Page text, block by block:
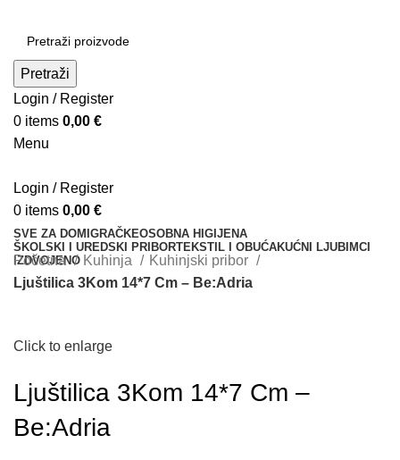
Pretraži
Login / Register
0 items 0,00 €
Menu
Login / Register
0 items 0,00 €
SVE ZA DOM IGRAČKEOSOBNA HIGIJENA
ŠKOLSKI I UREDSKI PRIBORTEKSTIL I OBUĆAKUĆNI LJUBIMCI
IZDVOJENO
Početna Kuhinja
Kuhinjski pribor
Ljuštilica 3Kom 14*7 Cm – Be:Adria
Click to enlarge
Ljuštilica 3Kom 14*7 Cm –
Be:Adria